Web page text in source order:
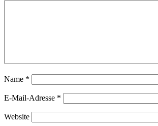
Name *
E-Mail-Adresse *
Website